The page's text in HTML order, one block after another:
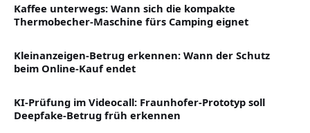
Kaffee unterwegs: Wann sich die kompakte
Thermobecher-Maschine fürs Camping eignet
Kleinanzeigen-Betrug erkennen: Wann der Schutz
beim Online-Kauf endet
KI-Prüfung im Videocall: Fraunhofer-Prototyp soll
Deepfake-Betrug früh erkennen